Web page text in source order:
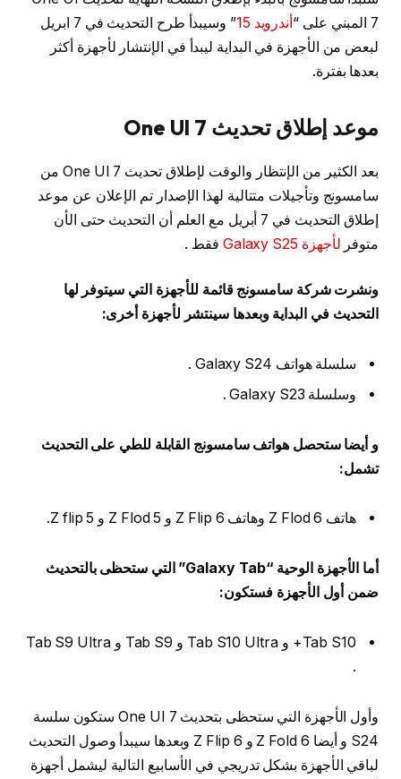
7 المبني على “
أندرويد 15
” وسيبدأ طرح التحديث في 7 ابريل
لبعض من الأجهزة في البداية ليبدأ في الإنتشار لأجهزة أكثر
بعدها بفترة.
موعد إطلاق تحديث One UI 7
بعد الكثير من الإنتظار والوقت لإطلاق تحديث One UI 7 من
سامسونج وتأجيلات متتالية لهذا الإصدار تم الإعلان عن موعد
إطلاق التحديث في 7 أبريل مع العلم أن التحديث حتى الأن
متوفر لأجهزة Galaxy S25 فقط .
ونشرت شركة سامسونج قائمة للأجهزة التي سيتوفر لها
التحديث في البداية وبعدها سينتشر لأجهزة أخرى:
سلسلة هواتف Galaxy S24 .
وسلسلة Galaxy S23 .
و أيضا ستحصل هواتف سامسونج القابلة للطي على التحديث
تشمل:
هاتف Z Flod 6 وهاتف Z Flip 6 و Z Flod 5 و Z flip 5.
أما الأجهزة الوحية “Galaxy Tab” التي ستحظى بالتحديث
ضمن أول الأجهزة فستكون:
Tab S10+ و Tab S10 Ultra و Tab S9 و Tab S9 Ultra
.
وأول الأجهزة التي ستحظى بتحديث One UI 7 ستكون سلسة
S24 و أيضا Z Fold 6 و Z Flip 6 وبعدها سيبدأ وصول التحديث
لباقي الأجهزة بشكل تدريجي في الأسابيع التالية ليشمل أجهزة